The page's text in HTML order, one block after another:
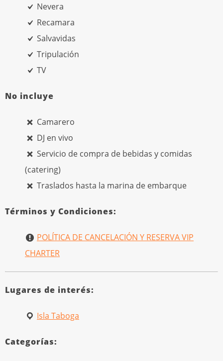
Nevera
Recamara
Salvavidas
Tripulación
TV
No incluye
Camarero
DJ en vivo
Servicio de compra de bebidas y comidas
(catering)
Traslados hasta la marina de embarque
Términos y Condiciones:
POLÍTICA DE CANCELACIÓN Y RESERVA VIP
CHARTER
Lugares de interés:
Isla Taboga
Categorías: